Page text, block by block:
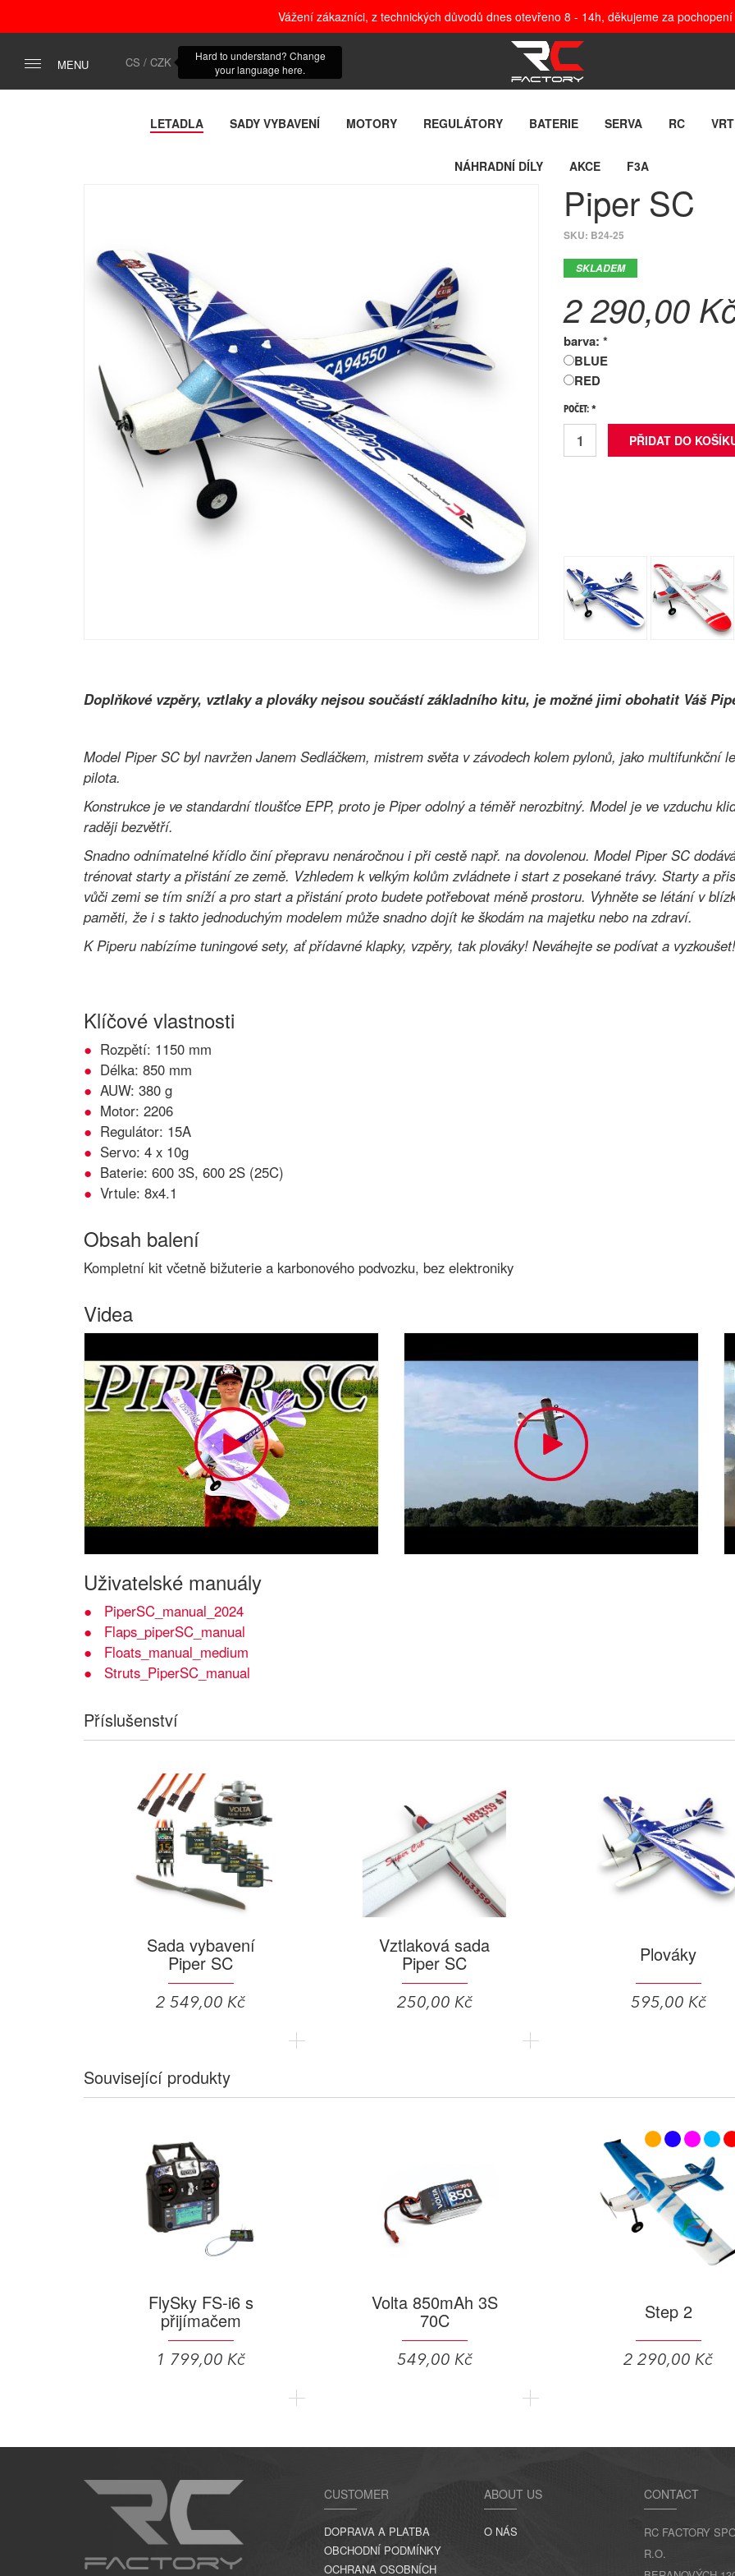
Vážení zákazníci, z technických důvodů dnes otevřeno 8 - 14h, děkujeme za
MENU CS / CZK
Hard to understand? Change
your language here.
LETADLA SADY VYBAVENÍ MOTORY REGULÁTORY BATERIE SERVA RC
NÁHRADNÍ DÍLY AKCE F3A
Piper SC
SKU: B24-25
SKLADEM
2 290,00
barva: *
BLUE
RED
POČET: *
Doplňkové vzpěry, vztlaky a plováky nejsou součástí základního kitu, je možné jimi obohatit Váš
Model Piper SC byl navržen Janem Sedláčkem, mistrem světa v závodech kolem pylonů, jako multifunkční
pilota.
Konstrukce je ve standardní tloušťce EPP, proto je Piper odolný a téměř nerozbitný. Model je ve vzduchu
raději bezvětří.
Snadno odnímatelné křídlo činí přepravu nenáročnou i při cestě např. na dovolenou. Model Piper SC
trénovat starty a přistání ze země. Vzhledem k velkým kolům zvládnete i start z posekané trávy. Starty a
vůči zemi se tím sníží a pro start a přistání proto budete potřebovat méně prostoru. Vyhněte se létání v
paměti, že i s takto jednoduchým modelem může snadno dojít ke škodám na majetku nebo na zdraví.
K Piperu nabízíme tuningové sety, ať přídavné klapky, vzpěry, tak plováky! Neváhejte se podívat a vyzkoušet!
Klíčové vlastnosti
Rozpětí: 1150 mm
Délka: 850 mm
AUW: 380 g
Motor: 2206
Regulátor: 15A
Servo: 4 x 10g
Baterie: 600 3S, 600 2S (25C)
Vrtule: 8x4.1
Obsah balení
Kompletní kit včetně bižuterie a karbonového podvozku, bez elektroniky
Videa
Uživatelské manuály
PiperSC_manual_2024
Flaps_piperSC_manual
Floats_manual_medium
Struts_PiperSC_manual
Příslušenství
Sada vybavení
Piper SC
2 549,00 Kč
Vztlaková sada
Piper SC
250,00 Kč
Plováky
595,00 Kč
Související produkty
FlySky FS-i6 s
přijímačem
1 799,00 Kč
Volta 850mAh 3S
70C
549,00 Kč
Step 2
2 290,00 Kč
CUSTOMER
DOPRAVA A PLATBA
OBCHODNÍ PODMÍNKY
OCHRANA OSOBNÍCH
ABOUT US
O NÁS
CONTACT
RC FACTORY
R.O.